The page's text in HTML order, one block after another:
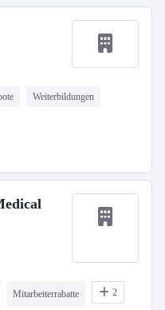
Weiterbildungen
Mitarbeiterrabatte 2